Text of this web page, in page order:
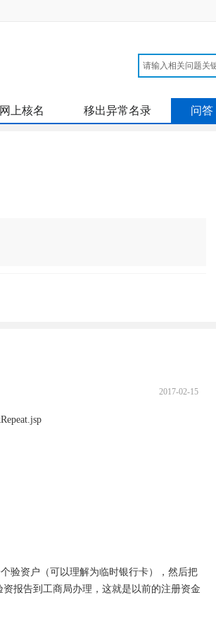
网上核名 移出异常名录 问答
2017-02-15
验资户（可以理解为临时银行卡），然后把
报告到工商局办理，这就是以前的注册资金